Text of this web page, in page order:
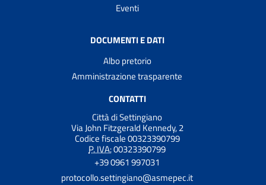
Eventi
DOCUMENTI E DATI
Albo pretorio
Amministrazione trasparente
CONTATTI
Città di Settingiano
Via John Fitzgerald Kennedy, 2
Codice fiscale 00323390799
P. IVA:00323390799
+39 0961 997031
protocollo.settingiano@asmepec.it